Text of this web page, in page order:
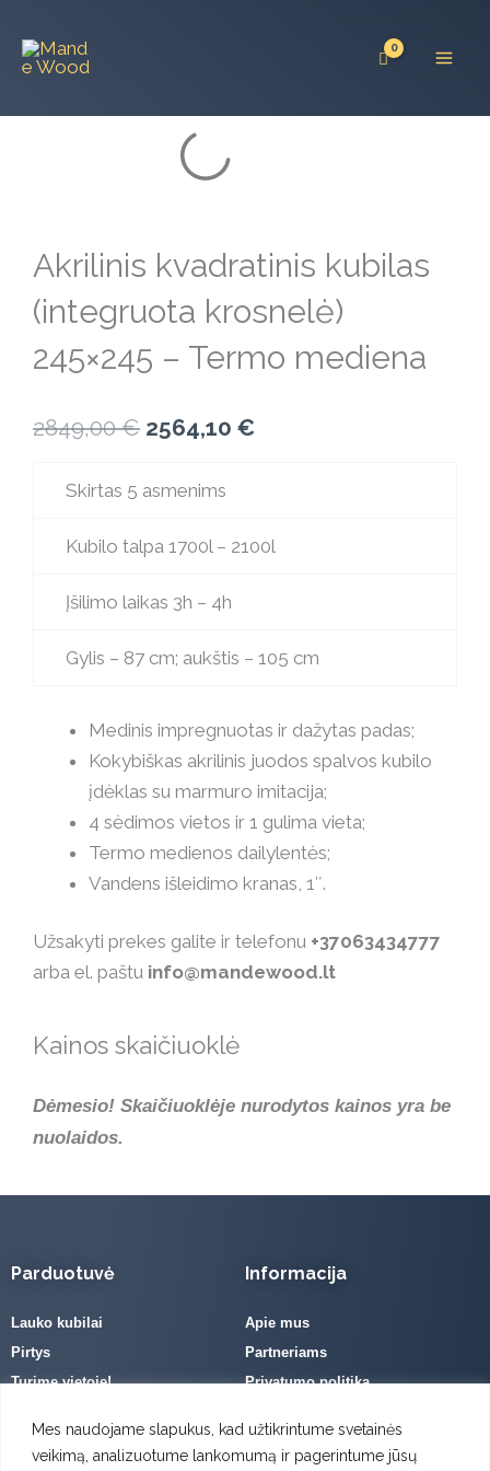
Mes naudojame slapukus, kad užtikrintume svetainės
veikimą, analizuotume lankomumą ir pagerintume jūsų
prie
turinio
Akrilinis kvadratinis kubilas
(integruota krosnelė)
245×245 – Termo mediena
2849,00€ Original
was:
2849,00 €.
2564,10 €
2564,10 €.
Skirtas 5 asmenims
Kubilo talpa 1700l – 2100l
Įšilimo laikas 3h – 4h
Gylis – 87 cm; aukštis – 105 cm
Medinis impregnuotas ir dažytas padas;
Kokybiškas akrilinis juodos spalvos kubilo
įdėklas su marmuro imitacija;
4 sėdimos vietos ir 1 gulima vieta;
Termo medienos dailylentės;
Vandens išleidimo kranas, 1″.
Užsakyti prekes galite ir telefonu +37063434777
arba el. paštu info@mandewood.lt
Kainos skaičiuoklė
Dėmesio! Skaičiuoklėje nurodytos kainos yra be
nuolaidos.
Parduotuvė
Lauko kubilai
Pirtys
Turime vietoje!
Informacija
Apie mus
Partneriams
Privatumo politika